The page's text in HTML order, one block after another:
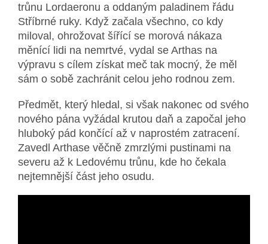
trůnu Lordaeronu a oddaným paladinem řádu
Stříbrné ruky. Když začala všechno, co kdy
miloval, ohrožovat šířící se morová nákaza
měnící lidi na nemrtvé, vydal se Arthas na
výpravu s cílem získat meč tak mocný, že měl
sám o sobě zachránit celou jeho rodnou zem.
Předmět, který hledal, si však nakonec od svého
nového pána vyžádal krutou daň a započal jeho
hluboký pád končící až v naprostém zatracení.
Zavedl Arthase věčně zmrzlými pustinami na
severu až k Ledovému trůnu, kde ho čekala
nejtemnější část jeho osudu.